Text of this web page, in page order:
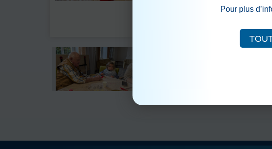
Pour plus